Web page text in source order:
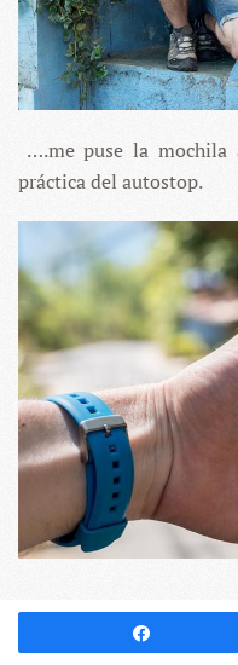
….me puse la mochila
práctica del autostop.